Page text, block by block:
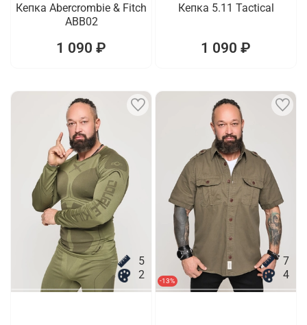
Кепка Abercrombie & Fitch
ABB02
1 090 ₽
Кепка 5.11 Tactical
1 090 ₽
5
2
-13%
7
4